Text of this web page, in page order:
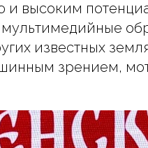
высоким
мультимедийные
известных
зрением,